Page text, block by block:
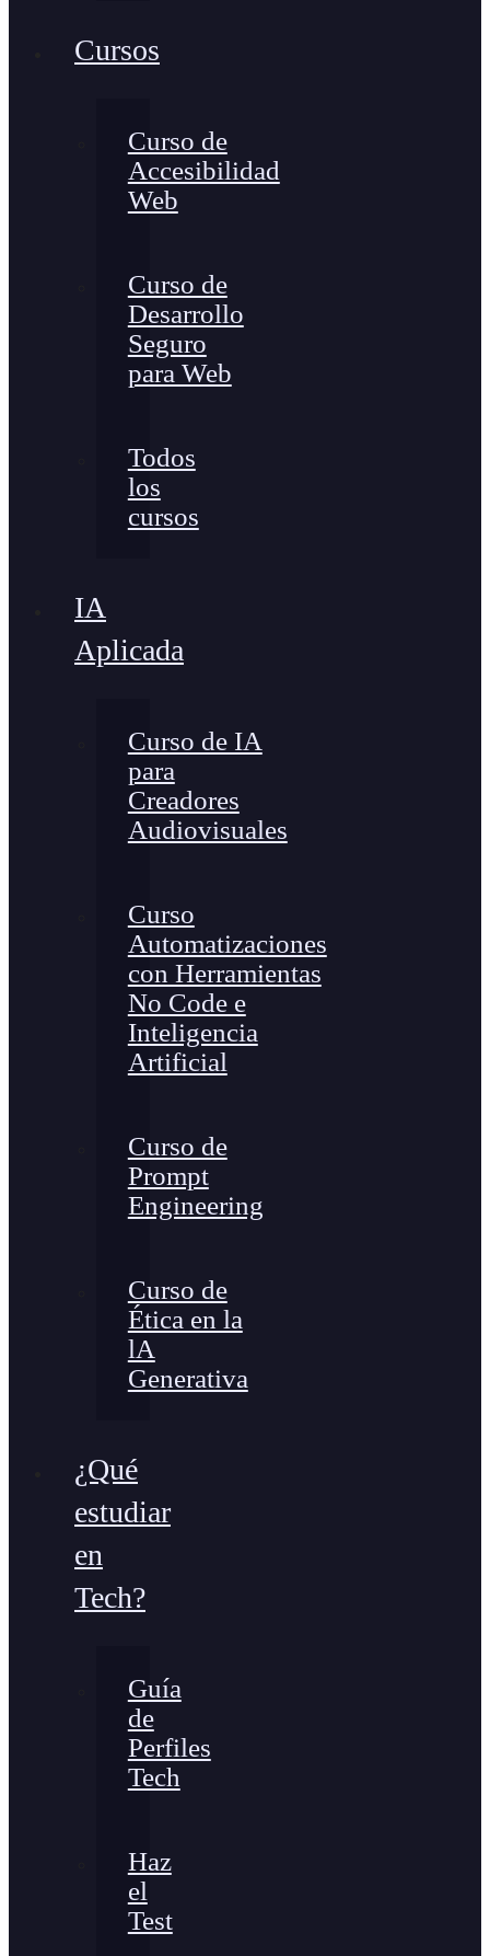
Cursos
Curso de
Accesibilidad
Web
Curso de
Desarrollo
Seguro
para Web
Todos
los
cursos
IA
Aplicada
Curso de IA
para
Creadores
Audiovisuales
Curso
Automatizaciones
con Herramientas
No Code e
Inteligencia
Artificial
Curso de
Prompt
Engineering
Curso de
Ética en la
lA
Generativa
¿Qué
estudiar
en
Tech?
Guía
de
Perfiles
Tech
Haz
el
Test